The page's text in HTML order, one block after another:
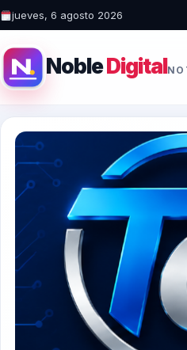
jueves, 6 agosto 2026
NobleDigital